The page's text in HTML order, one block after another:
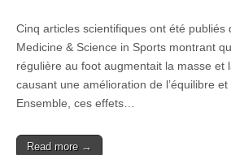
Cinq articles scientifiques ont été publiés
Medicine & Science in Sports montrant
régulière au foot augmentait la masse et
causant une amélioration de l’équilibre et
Ensemble, ces effets…
Read more →